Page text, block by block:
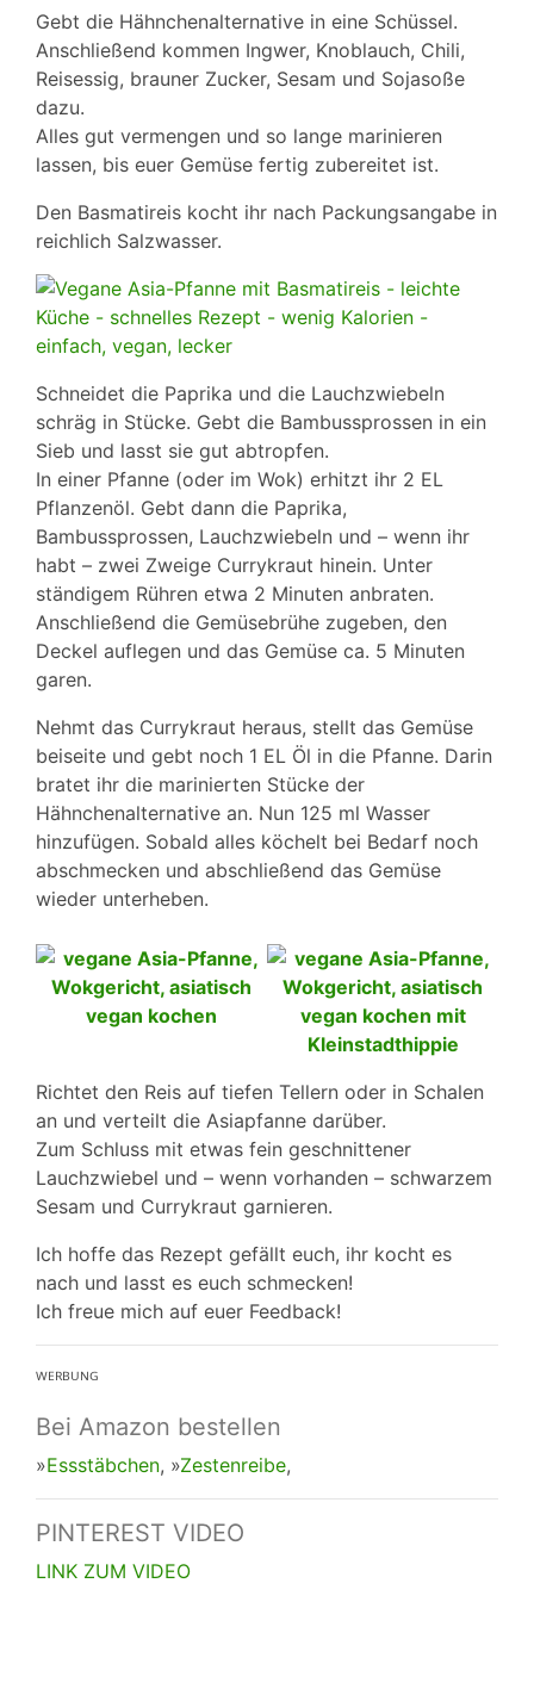
Gebt die Hähnchenalternative in eine Schüssel.
Anschließend kommen Ingwer, Knoblauch, Chili,
Reisessig, brauner Zucker, Sesam und Sojasoße
dazu.
Alles gut vermengen und so lange marinieren
lassen, bis euer Gemüse fertig zubereitet ist.
Den Basmatireis kocht ihr nach Packungsangabe in
reichlich Salzwasser.
Schneidet die Paprika und die Lauchzwiebeln
schräg in Stücke. Gebt die Bambussprossen in ein
Sieb und lasst sie gut abtropfen.
In einer Pfanne (oder im Wok) erhitzt ihr 2 EL
Pflanzenöl. Gebt dann die Paprika,
Bambussprossen, Lauchzwiebeln und – wenn ihr
habt – zwei Zweige Currykraut hinein. Unter
ständigem Rühren etwa 2 Minuten anbraten.
Anschließend die Gemüsebrühe zugeben, den
Deckel auflegen und das Gemüse ca. 5 Minuten
garen.
Nehmt das Currykraut heraus, stellt das Gemüse
beiseite und gebt noch 1 EL Öl in die Pfanne. Darin
bratet ihr die marinierten Stücke der
Hähnchenalternative an. Nun 125 ml Wasser
hinzufügen. Sobald alles köchelt bei Bedarf noch
abschmecken und abschließend das Gemüse
wieder unterheben.
Richtet den Reis auf tiefen Tellern oder in Schalen
an und verteilt die Asiapfanne darüber.
Zum Schluss mit etwas fein geschnittener
Lauchzwiebel und – wenn vorhanden – schwarzem
Sesam und Currykraut garnieren.
Ich hoffe das Rezept gefällt euch, ihr kocht es
nach und lasst es euch schmecken!
Ich freue mich auf euer Feedback!
ᵂᴱᴿᴮᵁᴺᴳ
Bei Amazon bestellen
»Essstäbchen, »Zestenreibe,
PINTEREST VIDEO
LINK ZUM VIDEO